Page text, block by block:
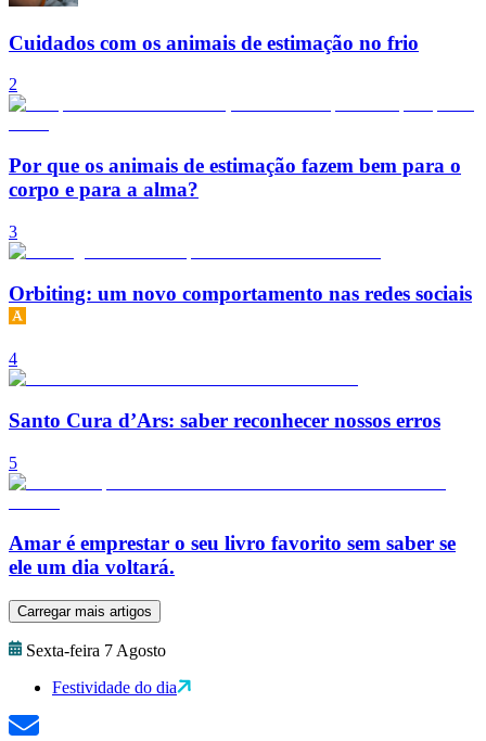
Cuidados com os animais de estimação no frio
2
Por que os animais de estimação fazem bem para o
corpo e para a alma?
3
Orbiting: um novo comportamento nas redes sociais
4
Santo Cura d’Ars: saber reconhecer nossos erros
5
Amar é emprestar o seu livro favorito sem saber se
ele um dia voltará.
Carregar mais artigos
Sexta-feira 7 Agosto
Festividade do dia